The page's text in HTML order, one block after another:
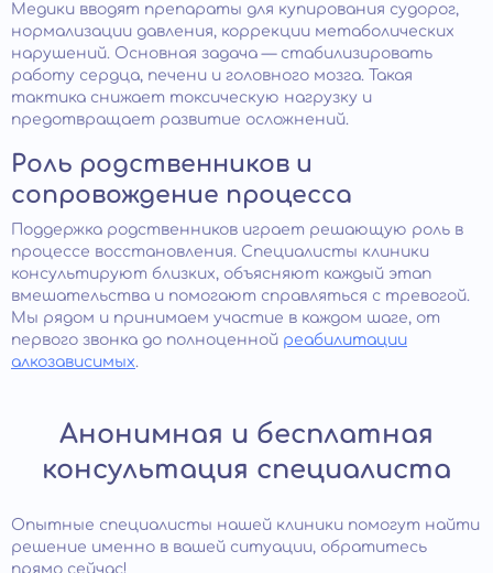
Медики вводят препараты для купирования судорог,
нормализации давления, коррекции метаболических
нарушений. Основная задача — стабилизировать
работу сердца, печени и головного мозга. Такая
тактика снижает токсическую нагрузку и
предотвращает развитие осложнений.
Роль родственников и
сопровождение процесса
Поддержка родственников играет решающую роль в
процессе восстановления. Специалисты клиники
консультируют близких, объясняют каждый этап
вмешательства и помогают справляться с тревогой.
Мы рядом и принимаем участие в каждом шаге, от
первого звонка до полноценной реабилитации
алкозависимых.
Анонимная и бесплатная
консультация специалиста
Опытные специалисты нашей клиники помогут найти
решение именно в вашей ситуации, обратитесь
прямо сейчас!